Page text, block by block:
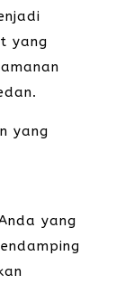
yang
yang
yang